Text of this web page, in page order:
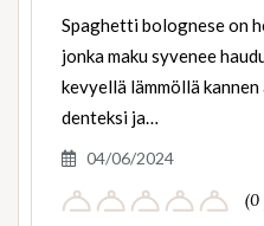
Spaghetti bolognese on
jonka maku syvenee
kevyellä lämmöllä
denteksi ja…
04/06/2024